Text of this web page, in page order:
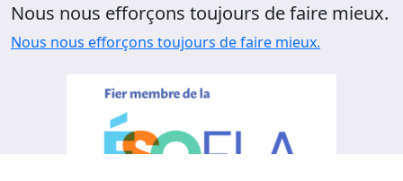
Nous nous efforçons toujours de faire mieux.
Nous nous efforçons toujours de faire mieux.